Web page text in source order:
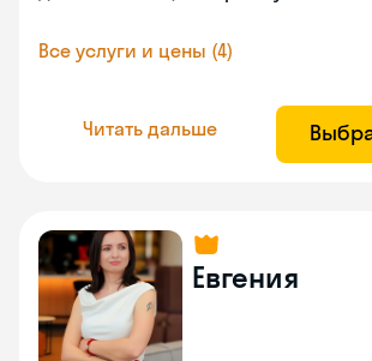
Все услуги и цены (4)
Читать дальше
Евгения